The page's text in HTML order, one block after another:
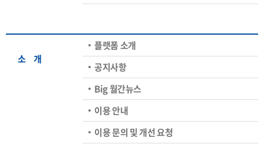
소ㅤ개
플랫폼 소개
공지사항
Big 월간뉴스
이용 안내
이용 문의 및 개선 요청